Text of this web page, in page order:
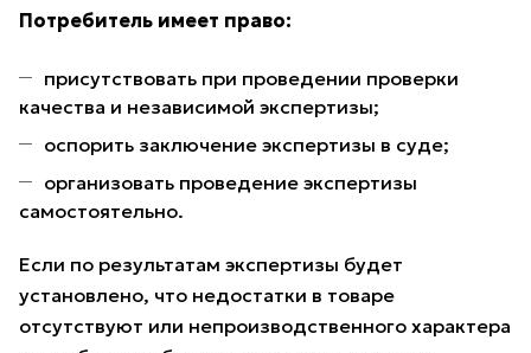
Потребитель имеет право:
присутствовать при проведении проверки
качества и независимой экспертизы;
оспорить заключение экспертизы в суде;
организовать проведение экспертизы
самостоятельно.
Если по результатам экспертизы будет
установлено, что недостатки в товаре
отсутствуют или непроизводственного характера